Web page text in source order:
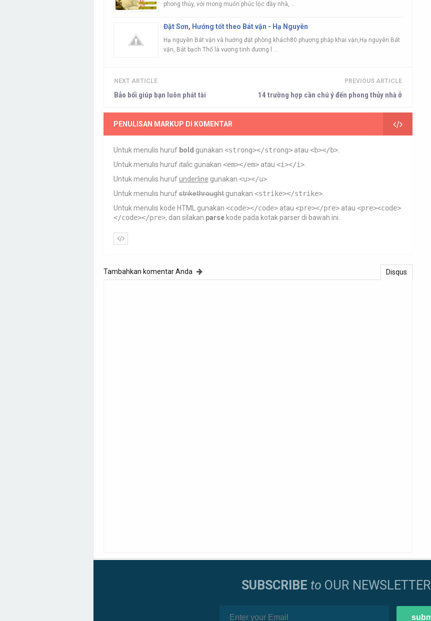
phong thủy, với mong muốn phúc lộc đầy nhà, ...
Đặt Sơn, Hướng tốt theo Bát vận - Hạ Nguyên
Hạ nguyên Bát vận và hướng đặt phòng khách80 phương pháp khai vận,Hạ nguyên Bát
vận, Bát bạch Thổ là vượng tinh đương l ...
NEXT ARTICLE
Bảo bối giúp bạn luôn phát tài
PREVIOUS ARTICLE
14 trường hợp cần chú ý đến phong thủy nhà ở
PENULISAN MARKUP DI KOMENTAR
Untuk menulis huruf bold gunakan <strong></strong> atau <b></b>
Untuk menulis hurufitalic gunakan <em></em> atau <i></i>
Untuk menulis hurufunderline gunakan <u></u>
Untuk menulis hurufstrikethrought gunakan <strike></strike>
Untuk menulis kode HTML gunakan <code></code> atau <pre></pre> atau <pre><code>
</code></pre>, dan silakan parse kode pada kotak parser di bawah ini.
Disqus
Tambahkan komentar Anda
SUBSCRIBE to OUR NEWSLETTER